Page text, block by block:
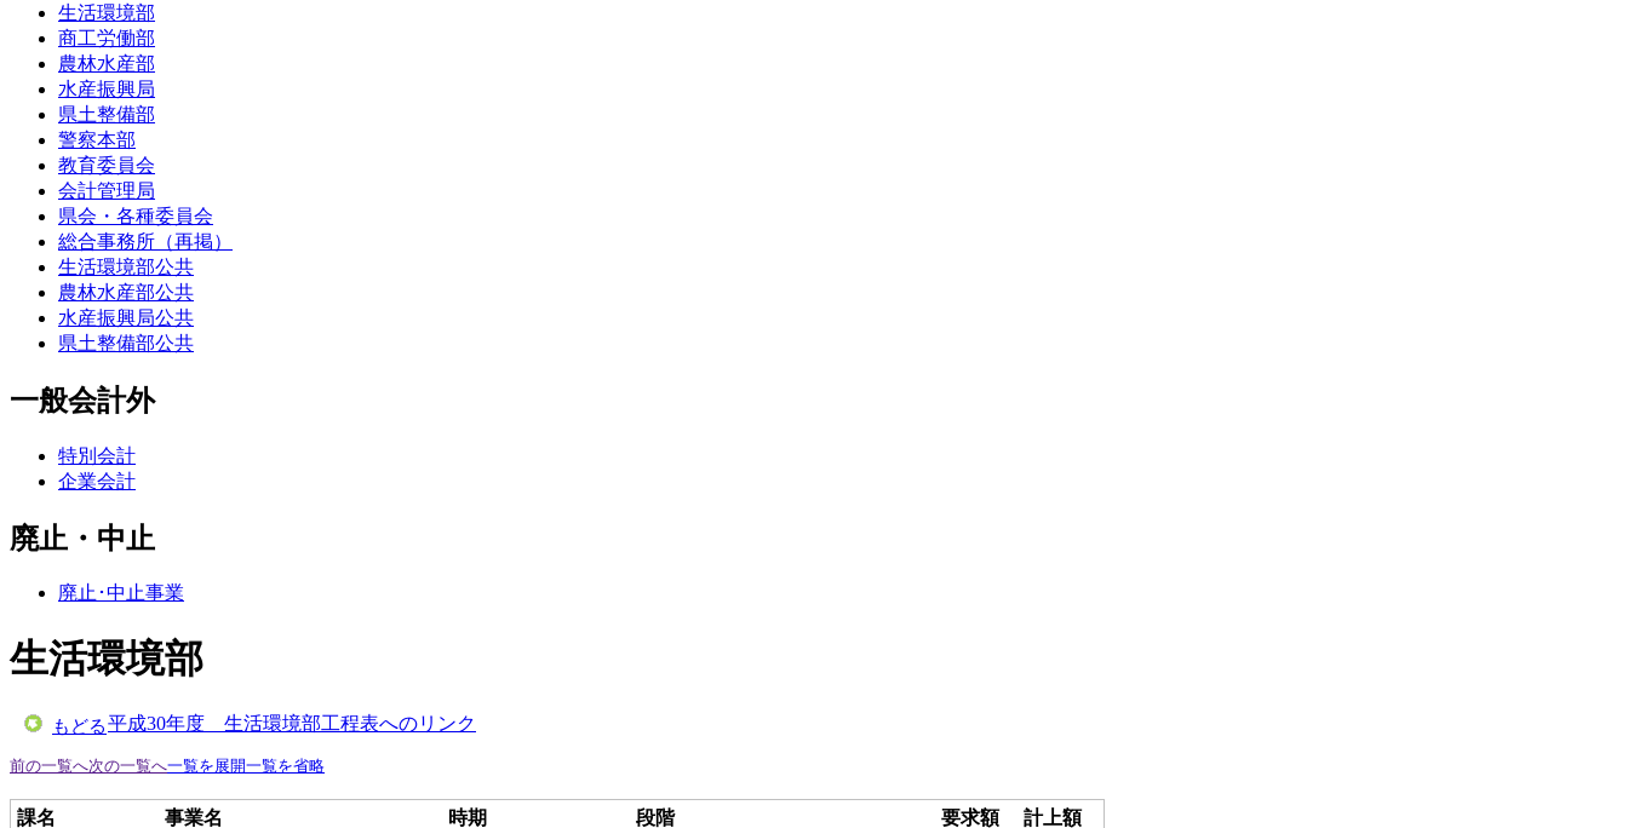
生活環境部
商工労働部
農林水産部
水産振興局
県土整備部
警察本部
教育委員会
会計管理局
県会・各種委員会
総合事務所（再掲）
生活環境部公共
農林水産部公共
水産振興局公共
県土整備部公共
一般会計外
特別会計
企業会計
廃止・中止
廃止･中止事業
生活環境部
もどる平成30年度 生活環境部工程表へのリンク
前の一覧へ次の一覧へ一覧を展開一覧を省略
課名 事業名 時期 段階 要求額
計上額